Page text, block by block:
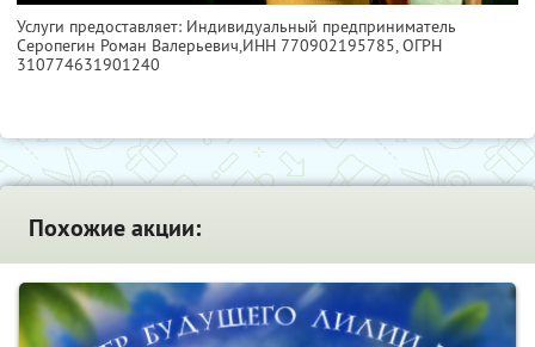
Услуги предоставляет: Индивидуальный предприниматель
Серопегин Роман Валерьевич,ИНН 770902195785, ОГРН
310774631901240
Похожие акции: